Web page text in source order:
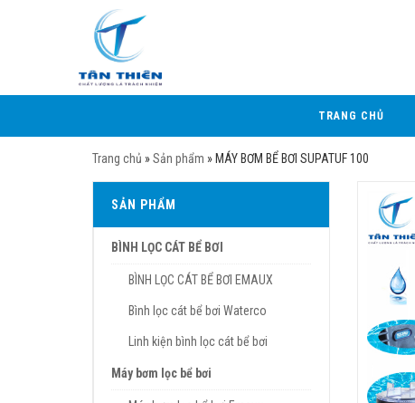
TRANG CHỦ
Trang chủ »Sản phẩm » MÁY BƠM BỂ BƠI SUPATUF 100
SẢN PHẨM
BÌNH LỌC CÁT BỂ BƠI
BÌNH LỌC CÁT BỂ BƠI EMAUX
Bình lọc cát bể bơi Waterco
Linh kiện bình lọc cát bể bơi
Máy bơm lọc bể bơi